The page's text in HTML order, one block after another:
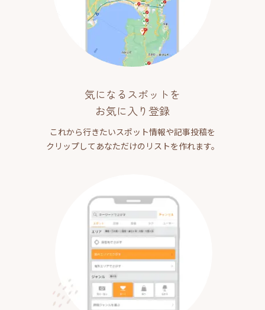
気になるスポットを
お気に入り登録
これから行きたいスポット情報や記事投稿を
クリップしてあなただけのリストを作れます。